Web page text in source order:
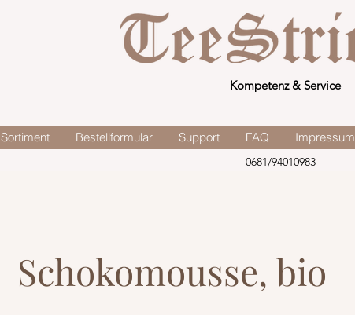
Kompetenz & Service
Sortiment Bestellformular Support FAQ Impressum
0681/94010983
Schokomousse, bio